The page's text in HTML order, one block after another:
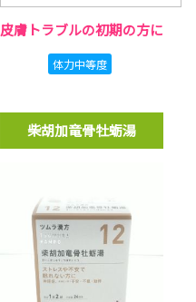
皮膚トラブルの初期の方に
体力中等度
柴胡加竜骨牡蛎湯